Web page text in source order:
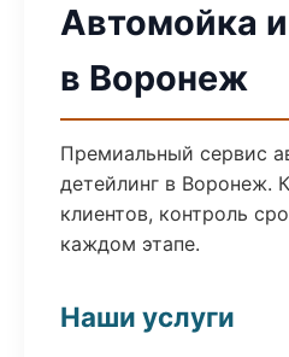
Автомойка
в Воронеж
Премиальный сервис
детейлинг в Воронеж.
клиентов, контроль
каждом этапе.
Наши услуги